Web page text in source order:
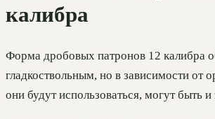
калибра
Форма дробовых патронов 12 калибра
гладкоствольным, но в зависимости от
они будут использоваться, могут быть